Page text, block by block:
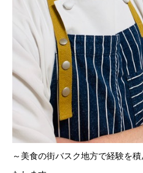
～美食の街バスク地方で経験を